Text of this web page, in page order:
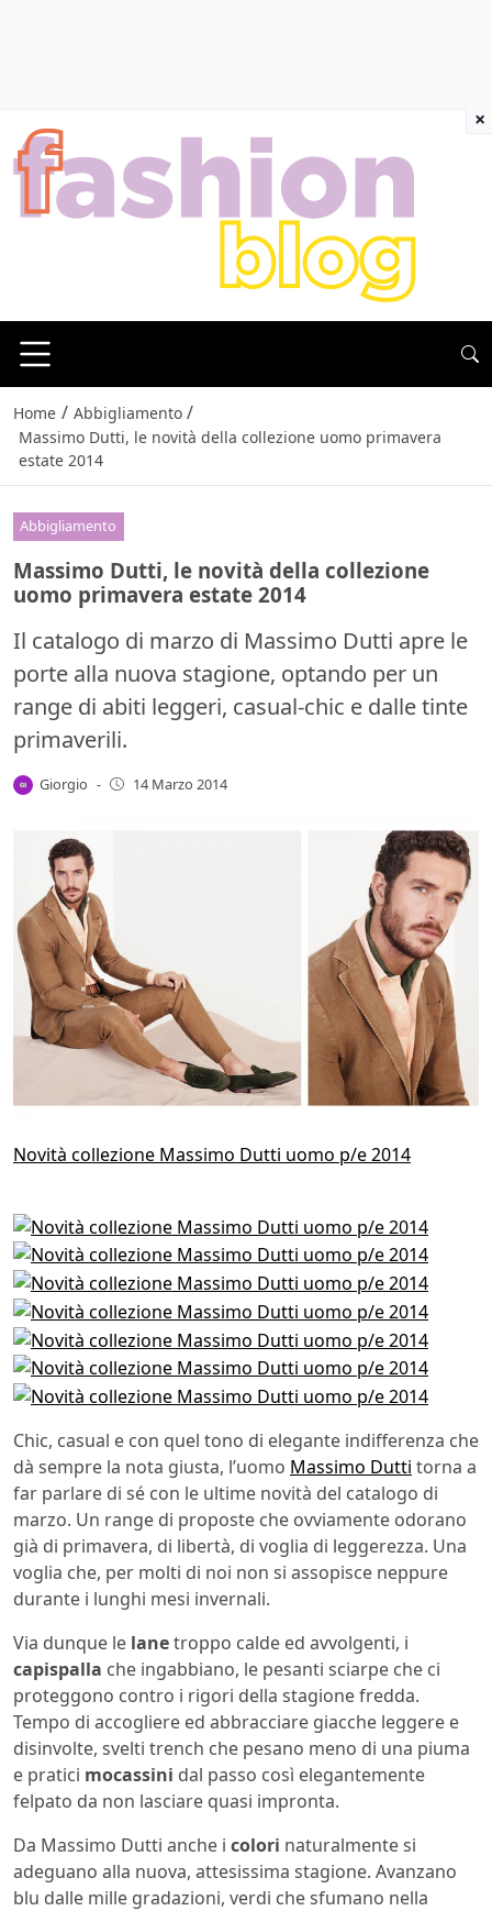
Home / Abbigliamento /
Massimo Dutti, le novità della collezione uomo primavera
estate 2014
Abbigliamento
Massimo Dutti, le novità della collezione
uomo primavera estate 2014
Il catalogo di marzo di Massimo Dutti apre le
porte alla nuova stagione, optando per un
range di abiti leggeri, casual-chic e dalle tinte
primaverili.
Giorgio - 14 Marzo 2014
Novità collezione Massimo Dutti uomo p/e 2014
Chic, casual e con quel tono di elegante indifferenza che
dà sempre la nota giusta, l’uomo Massimo Dutti torna a
far parlare di sé con le ultime novità del catalogo di
marzo. Un range di proposte che ovviamente odorano
già di primavera, di libertà, di voglia di leggerezza. Una
voglia che, per molti di noi non si assopisce neppure
durante i lunghi mesi invernali.
Via dunque le lanetroppo calde ed avvolgenti, i
capispalla che ingabbiano, le pesanti sciarpe che ci
proteggono contro i rigori della stagione fredda.
Tempo di accogliere ed abbracciare giacche leggere e
disinvolte, svelti trench che pesano meno di una piuma
e pratici mocassini dal passo così elegantemente
felpato da non lasciare quasi impronta.
Da Massimo Dutti anche i colori naturalmente si
adeguano alla nuova, attesissima stagione. Avanzano
blu dalle mille gradazioni, verdi che sfumano nella
×